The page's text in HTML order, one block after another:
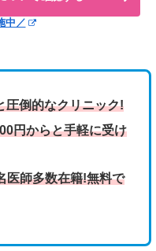
中／
圧倒的なクリニック!
円からと手軽に受け
医師多数在籍!無料で